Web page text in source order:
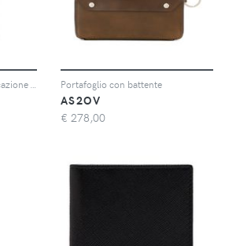
Portafoglio con battente
AS2OV
€ 278,00